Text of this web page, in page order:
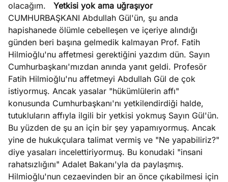
olacağım. Yetkisi yok ama uğraşıyor
CUMHURBAŞKANI Abdullah Gül'ün, şu anda
hapishanede ölümle cebelleşen ve içeriye alındığı
günden beri başına gelmedik kalmayan Prof. Fatih
Hilmioğlu'nu affetmesi gerektiğini yazdım dün. Sayın
Cumhurbaşkanı'mızdan anında yanıt geldi. Profesör
Fatih Hilmioğlu'nu affetmeyi Abdullah Gül de çok
istiyormuş. Ancak yasalar "hükümlülerin affı"
konusunda Cumhurbaşkanı'nı yetkilendirdiği halde,
tutukluların affıyla ilgili bir yetkisi yokmuş Sayın Gül'ün.
Bu yüzden de şu an için bir şey yapamıyormuş. Ancak
yine de hukukçulara talimat vermiş ve "Ne yapabiliriz?"
diye yasaları incelettiriyormuş. Bu konudaki "insani
rahatsızlığını" Adalet Bakanı'yla da paylaşmış.
Hilmioğlu'nun cezaevinden bir an önce çıkabilmesi için